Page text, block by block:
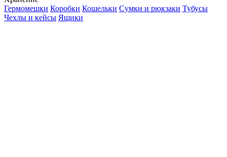
Гермомешки Коробки Кошельки Сумки и рюкзаки Тубусы
Чехлы и кейсы Ящики